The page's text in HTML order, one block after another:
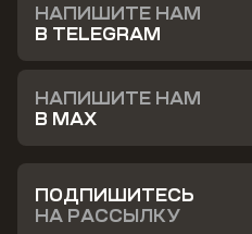
НАПИШИТЕ НАМ
В TELEGRAM
НАПИШИТЕ НАМ
В MAX
ПОДПИШИТЕСЬ
НА РАССЫЛКУ